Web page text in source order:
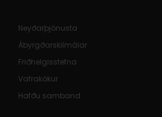
Neyðarþjónusta
Ábyrgðarskilmálar
Friðhelgisstefna
Vafrakökur
Hafðu samband